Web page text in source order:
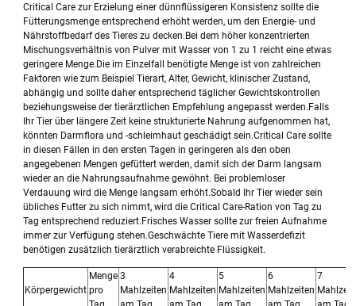
Critical Care zur Erzielung einer dünnflüssigeren Konsistenz sollte die
Fütterungsmenge entsprechend erhöht werden, um den Energie- und
Nährstoffbedarf des Tieres zu decken.Bei dem höher konzentrierten
Mischungsverhältnis von Pulver mit Wasser von 1 zu 1 reicht eine etwas
geringere Menge.Die im Einzelfall benötigte Menge ist von zahlreichen
Faktoren wie zum Beispiel Tierart, Alter, Gewicht, klinischer Zustand,
abhängig und sollte daher entsprechend täglicher Gewichtskontrollen
beziehungsweise der tierärztlichen Empfehlung angepasst werden.Falls
Ihr Tier über längere Zeit keine strukturierte Nahrung aufgenommen hat,
könnten Darmflora und -schleimhaut geschädigt sein.Critical Care sollte
in diesen Fällen in den ersten Tagen in geringeren als den oben
angegebenen Mengen gefüttert werden, damit sich der Darm langsam
wieder an die Nahrungsaufnahme gewöhnt. Bei problemloser
Verdauung wird die Menge langsam erhöht.Sobald Ihr Tier wieder sein
übliches Futter zu sich nimmt, wird die Critical Care-Ration von Tag zu
Tag entsprechend reduziert.Frisches Wasser sollte zur freien Aufnahme
immer zur Verfügung stehen.Geschwächte Tiere mit Wasserdefizit
benötigen zusätzlich tierärztlich verabreichte Flüssigkeit.
Körpergewicht
Menge
pro
3
Mahlzeiten
4
Mahlzeiten
5
Mahlzeiten
6
Mahlzeiten
7